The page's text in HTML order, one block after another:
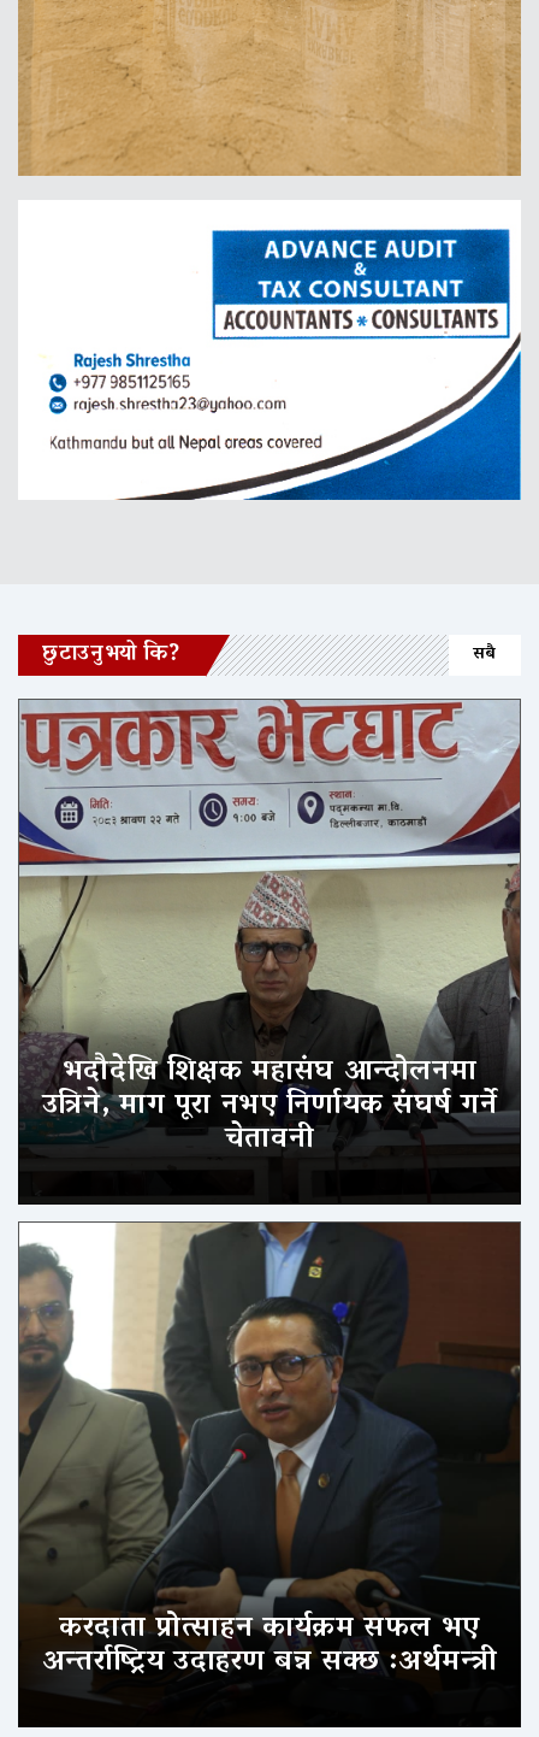
छुटाउनुभयो कि? सबै
भदौदेखि शिक्षक महासंघ आन्दोलनमा
उत्रिने, माग पूरा नभए निर्णायक संघर्ष गर्ने
चेतावनी
करदाता प्रोत्साहन कार्यक्रम सफल भए
अन्तर्राष्ट्रिय उदाहरण बन्न सक्छ :अर्थमन्त्री